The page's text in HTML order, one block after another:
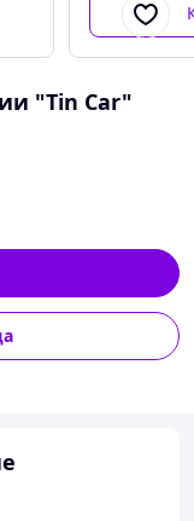
"Tin Car"